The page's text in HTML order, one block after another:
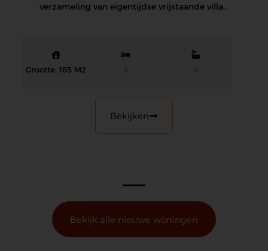
verzameling van eigentijdse vrijstaande villa’s
Grootte: 185 M2 3 4
Bekijken
Bekijk alle nieuwe woningen